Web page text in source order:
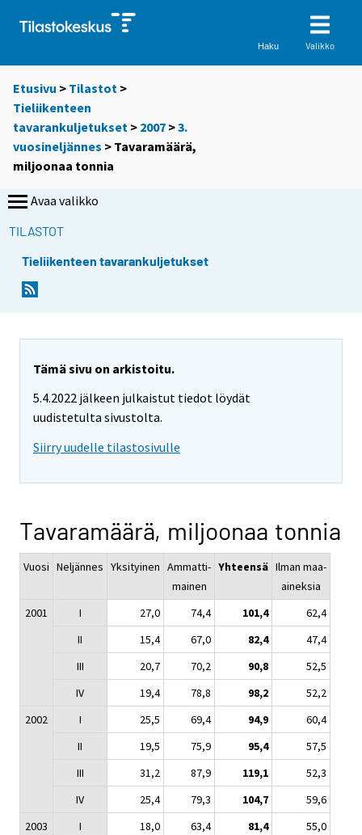
Haku Valikko
Etusivu > Tilastot >
Tieliikenteen
tavarankuljetukset > 2007 >3.
vuosineljännes > Tavaramäärä,
miljoonaa tonnia
Avaa valikko
TILASTOT
Tieliikenteen tavarankuljetukset
Tämä sivu on arkistoitu.
5.4.2022 jälkeen julkaistut tiedot löydät
uudistetulta sivustolta.
Siirry uudelle tilastosivulle
Tavaramäärä, miljoonaa tonnia
Vuosi Neljännes Yksityinen Ammatti-
mainen
Yhteensä Ilman maa-
aineksia
2001
I 27,0 74,4 101,4
62,4
II
15,4 67,0 82,4
47,4
III
20,7 70,2 90,8
52,5
IV
19,4 78,8 98,2
52,2
2002
I 25,5 69,4 94,9
60,4
II
19,5 75,9 95,4
57,5
III
31,2 87,9 119,1
52,3
IV
25,4 79,3 104,7
59,6
2003
I 18,0 63,4 81,4
55,0